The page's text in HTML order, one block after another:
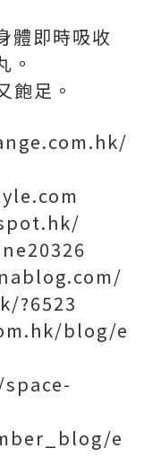
體即時吸收
。
飽足。
?6523
blog/e
e